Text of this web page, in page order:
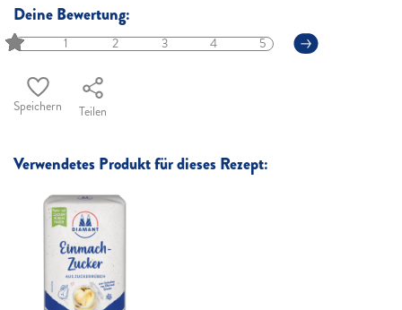
Deine Bewertung:
1 2 3 4 5
Speichern Teilen
Verwendetes Produkt für dieses Rezept: